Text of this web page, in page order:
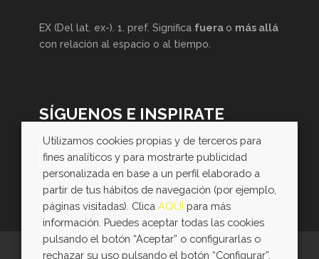
EX (Del lat. ex-). 1. pref. Significa fuera o más allá
con relación al espacio o al tiempo.
SÍGUENOS E INSPIRATE
Utilizamos cookies propias y de terceros para
fines analíticos y para mostrarte publicidad
personalizada en base a un perfil elaborado a
partir de tus hábitos de navegación (por ejemplo,
páginas visitadas). Clica AQUÍ para más
información. Puedes aceptar todas las cookies
pulsando el botón “Aceptar” o configurarlas o
rechazar su uso pulsando el botón “Configurar”.